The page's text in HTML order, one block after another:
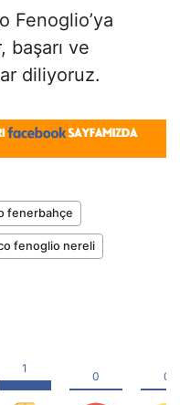
Fenoglio’ya
ve
diliyoruz.
fenerbahçe
fenoglio nereli